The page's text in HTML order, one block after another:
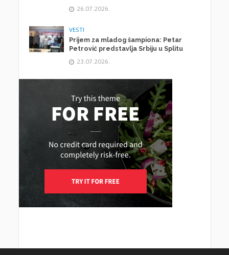
26.07.2026.
VESTI
Prijem za mladog šampiona: Petar
Petrović predstavlja Srbiju u Splitu
23.07.2026.